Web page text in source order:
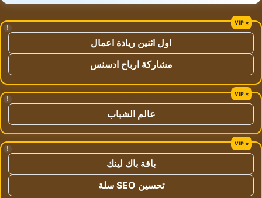
!
اول اثنين ريادة اعمال
مشاركة ارباح ادسنس
!
عالم الشباب
!
باقة باك لينك
تحسين SEO سلة